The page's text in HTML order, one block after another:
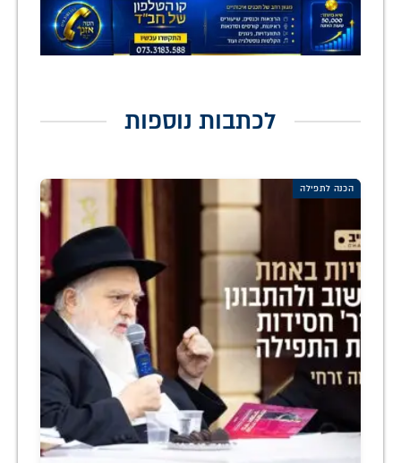
לכתבות נוספות
הכנה לתפילה